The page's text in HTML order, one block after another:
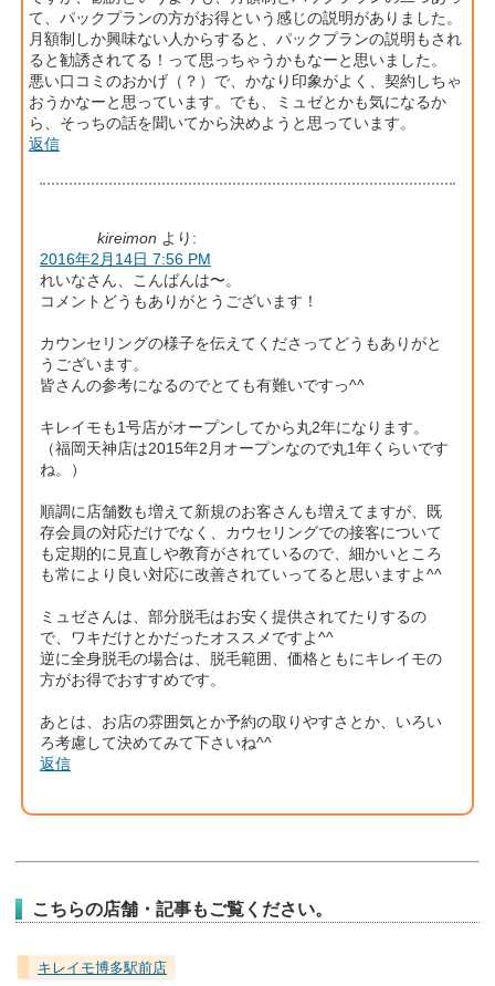
て、パックプランの方がお得という感じの説明がありました。
月額制しか興味ない人からすると、パックプランの説明もされ
ると勧誘されてる！って思っちゃうかもなーと思いました。
悪い口コミのおかげ（？）で、かなり印象がよく、契約しちゃ
おうかなーと思っています。でも、ミュゼとかも気になるか
ら、そっちの話を聞いてから決めようと思っています。
返信
kireimon より:
2016年2月14日 7:56 PM
れいなさん、こんばんは〜。
コメントどうもありがとうございます！
カウンセリングの様子を伝えてくださってどうもありがと
うございます。
皆さんの参考になるのでとても有難いですっ^^
キレイモも1号店がオープンしてから丸2年になります。
（福岡天神店は2015年2月オープンなので丸1年くらいです
ね。）
順調に店舗数も増えて新規のお客さんも増えてますが、既
存会員の対応だけでなく、カウセリングでの接客について
も定期的に見直しや教育がされているので、細かいところ
も常により良い対応に改善されていってると思いますよ^^
ミュゼさんは、部分脱毛はお安く提供されてたりするの
で、ワキだけとかだったオススメですよ^^
逆に全身脱毛の場合は、脱毛範囲、価格ともにキレイモの
方がお得でおすすめです。
あとは、お店の雰囲気とか予約の取りやすさとか、いろい
ろ考慮して決めてみて下さいね^^
返信
こちらの店舗・記事もご覧ください。
キレイモ博多駅前店